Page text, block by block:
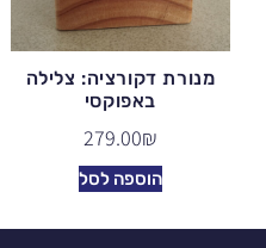
מנורת דקורציה: צלילה
באפוקסי
279.00₪
הוספה לסל